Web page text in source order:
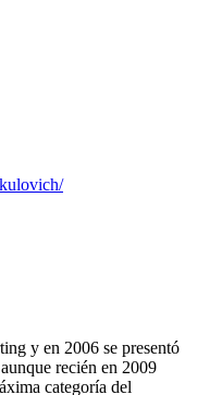
y en 2006 se presentó
recién en 2009
categoría del